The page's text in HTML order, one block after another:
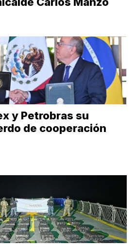
y Petrobras su
de cooperación